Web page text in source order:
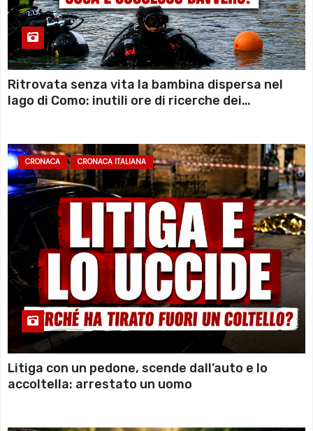
Ritrovata senza vita la bambina dispersa nel
lago di Como: inutili ore di ricerche dei
CRONACA CRONACA ITALIANA
Litiga con un pedone, scende dall’auto e lo
accoltella: arrestato un uomo